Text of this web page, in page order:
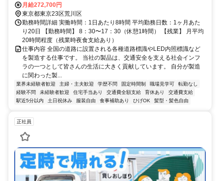
月給272,700円
東京都東京23区荒川区
勤務時間詳細 実働時間：1日あたり8時間 平均勤務日数：1ヶ月あた
り20日 【勤務時間】 8：30〜17：30（休憩1時間） 【残業】 月平均
20時間程度（残業時夜食支給あり）
仕事内容 全国の道路に設置される各種道路標識やLED内照標識など
を製造する仕事です。 当社の製品は、交通安全を支える社会インフ
ラの一つとして皆さんの生活に大きく貢献しています。 自分が製造
に関わった製...
業界未経験者歓迎 主婦・主夫歓迎 学歴不問 固定時間制 職場見学可
転勤なし
経験不問
未経験者歓迎 住宅手当あり 交通費全額支給 育休あり
交通費支給
駅近5分以内
土日祝休み 服装自由 食事補助あり ひげOK 髪型・髪色自由
正社員